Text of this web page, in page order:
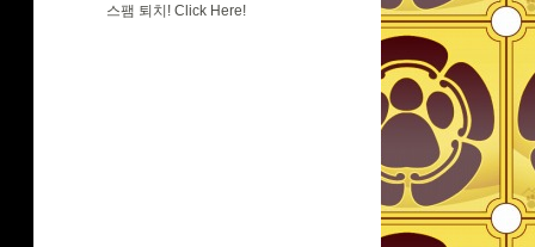
스팸 퇴치! Click Here!